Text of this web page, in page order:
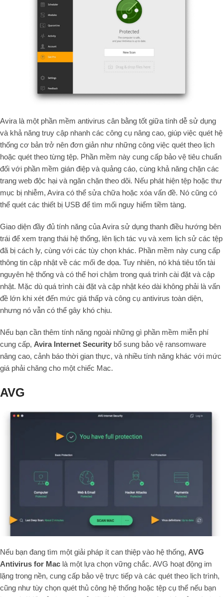
Avira là một phần mềm antivirus cân bằng tốt giữa tính dễ sử dụng
và khả năng truy cập nhanh các công cụ nâng cao, giúp việc quét hệ
thống cơ bản trở nên đơn giản như những công việc quét theo lịch
hoặc quét theo từng tệp. Phần mềm này cung cấp bảo vệ tiêu chuẩn
đối với phần mềm gián điệp và quảng cáo, cùng khả năng chặn các
trang web độc hại và ngăn chặn theo dõi. Nếu phát hiện tệp hoặc thư
mục bị nhiễm, Avira có thể sửa chữa hoặc xóa vấn đề. Nó cũng có
thể quét các thiết bị USB để tìm mối nguy hiểm tiềm tàng.
Giao diện đầy đủ tính năng của Avira sử dụng thanh điều hướng bên
trái để xem trạng thái hệ thống, lên lịch tác vụ và xem lịch sử các tệp
đã bị cách ly, cùng với các tùy chọn khác. Phần mềm này cung cấp
thông tin cập nhật về các mối đe dọa. Tuy nhiên, nó khá tiêu tốn tài
nguyên hệ thống và có thể hơi chậm trong quá trình cài đặt và cập
nhật. Mặc dù quá trình cài đặt và cập nhật kéo dài không phải là vấn
đề lớn khi xét đến mức giá thấp và công cụ antivirus toàn diện,
nhưng nó vẫn có thể gây khó chịu.
Nếu bạn cần thêm tính năng ngoài những gì phần mềm miễn phí
cung cấp, Avira Internet Security bổ sung bảo vệ ransomware
nâng cao, cảnh báo thời gian thực, và nhiều tính năng khác với mức
giá phải chăng cho một chiếc Mac.
AVG
Nếu bạn đang tìm một giải pháp ít can thiệp vào hệ thống, AVG
Antivirus for Mac là một lựa chọn vững chắc. AVG hoạt động im
lặng trong nền, cung cấp bảo vệ trực tiếp và các quét theo lịch trình,
cũng như tùy chọn quét thủ công hệ thống hoặc tệp cụ thể nếu bạn